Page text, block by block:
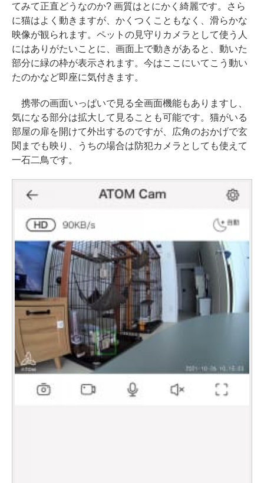
てみて正直どうなのか? 画質はとにかく綺麗です。さら
に猫はよく動きますが、かくつくこともなく、滑らかな
映像が観られます。ペットの見守りカメラとして使う人
にはありがたいことに、画面上で動きがあると、動いた
部分に緑の枠が表示されます。今はここにいてこう動い
たのかなど即座に気付きます。
携帯の画面いっぱいで見る全画面機能もありますし、
気になる部分は拡大して見ることも可能です。猫がいる
部屋の扉を開けて外出するのですが、広角のおかげで玄
関までも映り、うちの場合は防犯カメラとしても使えて
一石二鳥です。